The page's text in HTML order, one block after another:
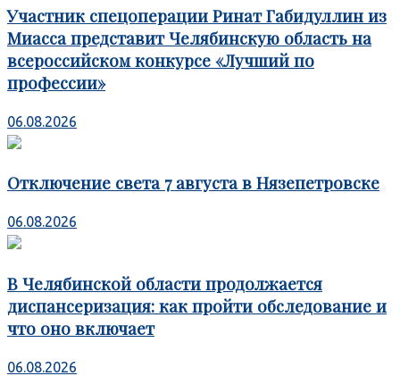
Участник спецоперации Ринат Габидуллин из
Миасса представит Челябинскую область на
всероссийском конкурсе «Лучший по
профессии»
06.08.2026
Отключение света 7 августа в Нязепетровске
06.08.2026
В Челябинской области продолжается
диспансеризация: как пройти обследование и
что оно включает
06.08.2026